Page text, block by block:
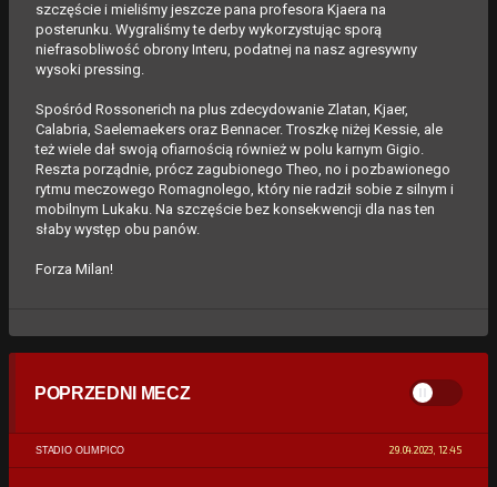
szczęście i mieliśmy jeszcze pana profesora Kjaera na
posterunku. Wygraliśmy te derby wykorzystując sporą
niefrasobliwość obrony Interu, podatnej na nasz agresywny
wysoki pressing.
Spośród Rossonerich na plus zdecydowanie Zlatan, Kjaer,
Calabria, Saelemaekers oraz Bennacer. Troszkę niżej Kessie, ale
też wiele dał swoją ofiarnością również w polu karnym Gigio.
Reszta porządnie, prócz zagubionego Theo, no i pozbawionego
rytmu meczowego Romagnolego, który nie radził sobie z silnym i
mobilnym Lukaku. Na szczęście bez konsekwencji dla nas ten
słaby występ obu panów.
Forza Milan!
POPRZEDNI MECZ
STADIO OLIMPICO 29.04.2023, 12:45